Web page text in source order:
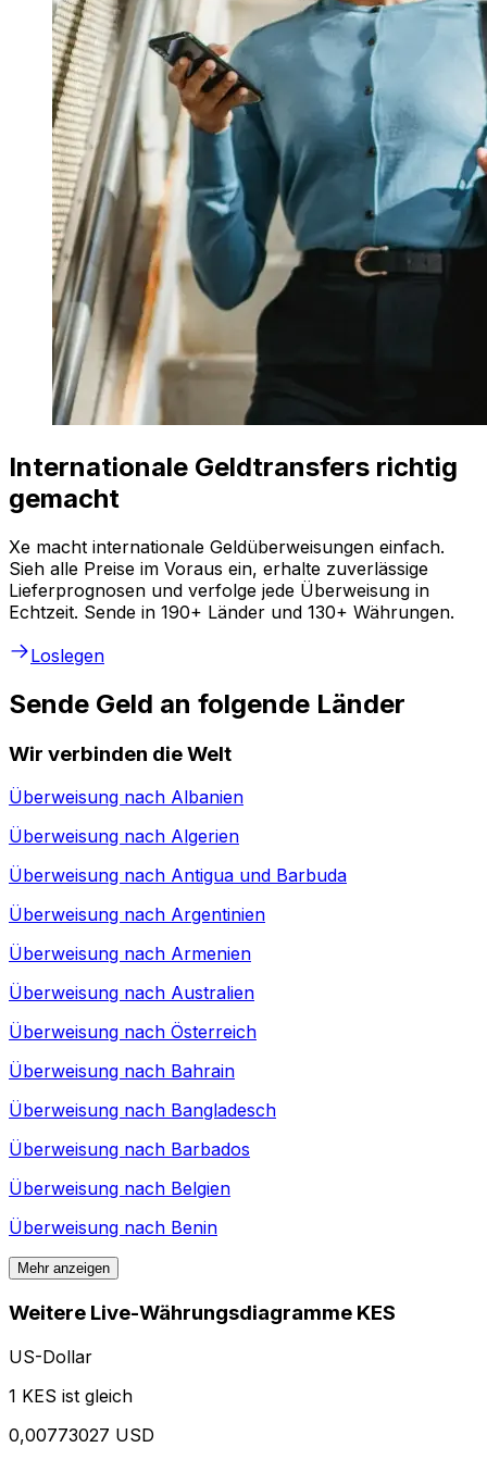
Internationale Geldtransfers richtig
gemacht
Xe macht internationale Geldüberweisungen einfach.
Sieh alle Preise im Voraus ein, erhalte zuverlässige
Lieferprognosen und verfolge jede Überweisung in
Echtzeit. Sende in 190+ Länder und 130+ Währungen.
Loslegen
Sende Geld an folgende Länder
Wir verbinden die Welt
Überweisung nach Albanien
Überweisung nach Algerien
Überweisung nach Antigua und Barbuda
Überweisung nach Argentinien
Überweisung nach Armenien
Überweisung nach Australien
Überweisung nach Österreich
Überweisung nach Bahrain
Überweisung nach Bangladesch
Überweisung nach Barbados
Überweisung nach Belgien
Überweisung nach Benin
Mehr anzeigen
Weitere Live-Währungsdiagramme KES
US-Dollar
1 KES ist gleich
0,00773027 USD